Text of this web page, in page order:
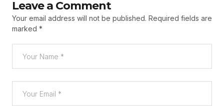
Leave a Comment
Your email address will not be published. Required fields are
marked *